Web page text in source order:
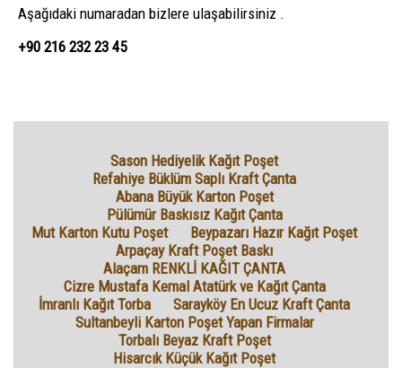
Aşağıdaki numaradan bizlere ulaşabilirsiniz .
+90 216 232 23 45
Sason Hediyelik Kağıt Poşet
Refahiye Büklüm Saplı Kraft Çanta
Abana Büyük Karton Poşet
Pülümür Baskısız Kağıt Çanta
Mut Karton Kutu Poşet
Beypazarı Hazır Kağıt Poşet
Arpaçay Kraft Poşet Baskı
Alaçam RENKLİ KAĞIT ÇANTA
Cizre Mustafa Kemal Atatürk ve Kağıt Çanta
İmranlı Kağıt Torba
Sarayköy En Ucuz Kraft Çanta
Sultanbeyli Karton Poşet Yapan Firmalar
Torbalı Beyaz Kraft Poşet
Hisarcık Küçük Kağıt Poşet